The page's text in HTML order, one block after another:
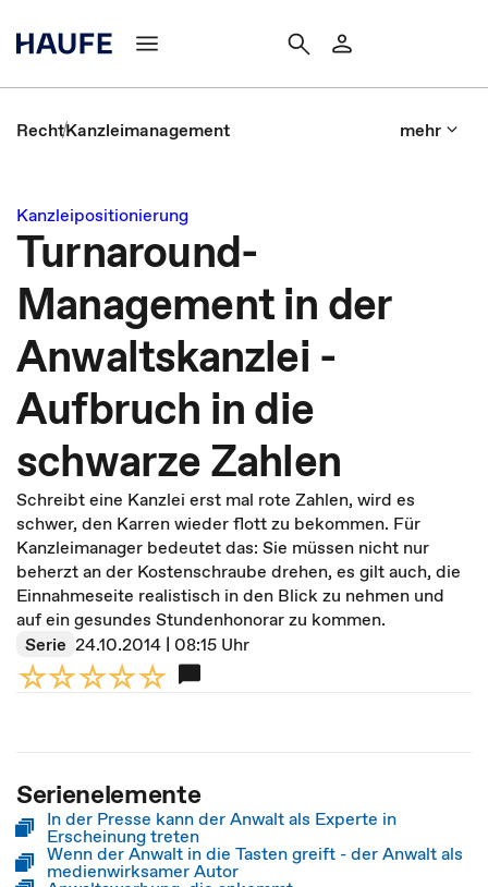
RechtKanzleimanagement mehr
Kanzleipositionierung
Turnaround-
Management in der
Anwaltskanzlei -
Aufbruch in die
schwarze Zahlen
Schreibt eine Kanzlei erst mal rote Zahlen, wird es
schwer, den Karren wieder flott zu bekommen. Für
Kanzleimanager bedeutet das: Sie müssen nicht nur
beherzt an der Kostenschraube drehen, es gilt auch, die
Einnahmeseite realistisch in den Blick zu nehmen und
auf ein gesundes Stundenhonorar zu kommen.
Serie 24.10.2014 | 08:15 Uhr
Serienelemente
In der Presse kann der Anwalt als Experte in
Erscheinung treten
Wenn der Anwalt in die Tasten greift - der Anwalt als
medienwirksamer Autor